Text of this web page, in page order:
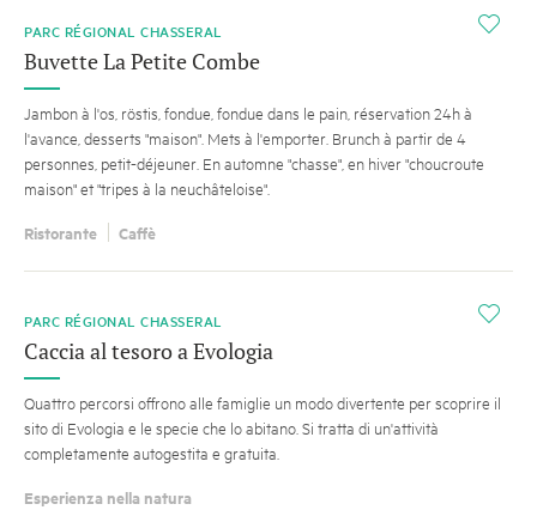
i
PARC RÉGIONAL CHASSERAL
Buvette La Petite Combe
Jambon à l'os, röstis, fondue, fondue dans le pain, réservation 24h à
l'avance, desserts "maison". Mets à l'emporter. Brunch à partir de 4
personnes, petit-déjeuner. En automne "chasse", en hiver "choucroute
maison" et "tripes à la neuchâteloise".
Ristorante Caffè
i
PARC RÉGIONAL CHASSERAL
Caccia al tesoro a Evologia
Quattro percorsi offrono alle famiglie un modo divertente per scoprire il
sito di Evologia e le specie che lo abitano. Si tratta di un'attività
completamente autogestita e gratuita.
Esperienza nella natura